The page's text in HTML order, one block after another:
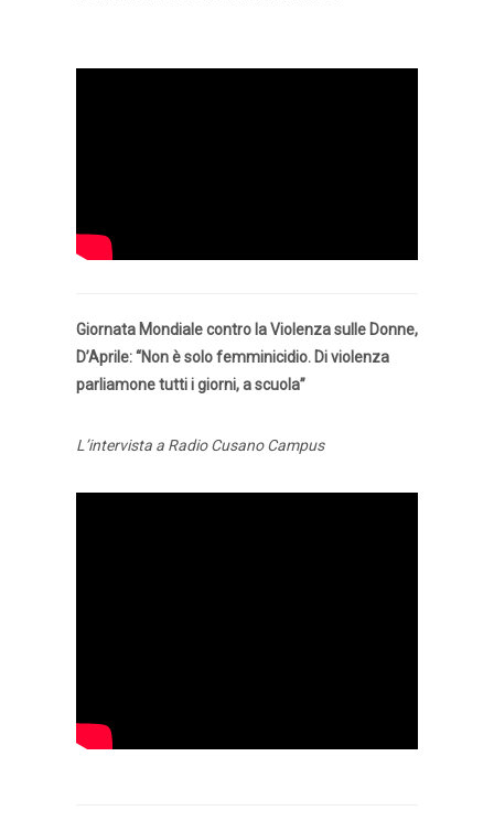
Giornata Mondiale contro la Violenza sulle Donne,
D’Aprile: “Non è solo femminicidio. Di violenza
parliamone tutti i giorni, a scuola”
L’intervista a Radio Cusano Campus